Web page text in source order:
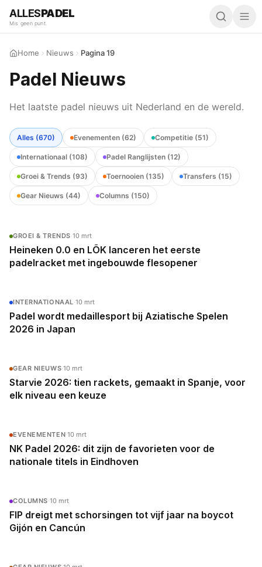
ALLESPADEL
Mis geen punt.
Home Nieuws Pagina 19
Padel Nieuws
Het laatste padel nieuws uit Nederland en de wereld.
Alles (670) Evenementen (62) Competitie (51)
Internationaal (108) Padel Ranglijsten (12)
Groei & Trends (93) Toernooien (135) Transfers (15)
Gear Nieuws (44) Columns (150)
GROEI & TRENDS·10 mrt
Heineken 0.0 en LÕK lanceren het eerste
padelracket met ingebouwde flesopener
INTERNATIONAAL·10 mrt
Padel wordt medaillesport bij Aziatische Spelen
2026 in Japan
GEAR NIEUWS·10 mrt
Starvie 2026: tien rackets, gemaakt in Spanje, voor
elk niveau een keuze
EVENEMENTEN·10 mrt
NK Padel 2026: dit zijn de favorieten voor de
nationale titels in Eindhoven
COLUMNS·10 mrt
FIP dreigt met schorsingen tot vijf jaar na boycot
Gijón en Cancún